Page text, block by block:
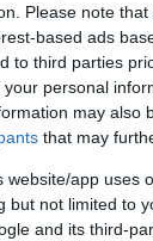
Please note
based ads
to third parties
personal
may also
that may
website/app uses
but not limited to
and its third-
στη Google
η Αθήνα